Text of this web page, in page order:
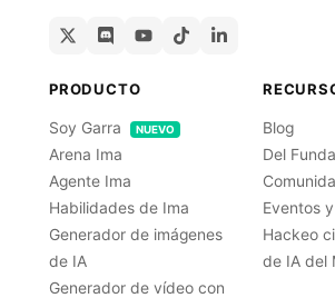
PRODUCTO
Soy Garra NUEVO
Arena Ima
Agente Ima
Habilidades de Ima
Generador de imágenes
de IA
Generador de vídeo con
Blog
Del
Eventos
Hackeo
de IA del